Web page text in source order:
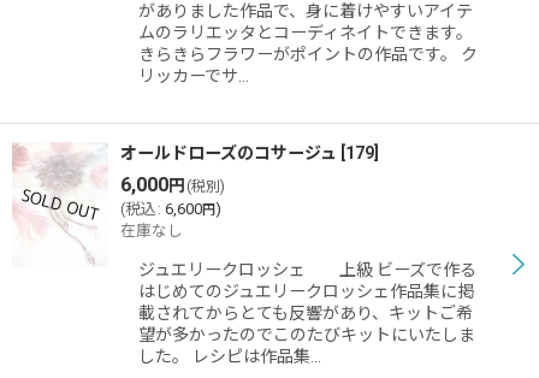
がありました作品で、身に着けやすいアイテ
ムのラリエッタとコーディネイトできます。
きらきらフラワーがポイントの作品です。 ク
リッカーでサ…
オールドローズのコサージュ 179
6,000円 (税別)
(税込 : 6,600円)
在庫なし
ジュエリークロッシェ 上級 ビーズで作る
はじめてのジュエリークロッシェ作品集に掲
載されてからとても反響があり、キットご希
望が多かったのでこのたびキットにいたしま
した。 レシピは作品集…